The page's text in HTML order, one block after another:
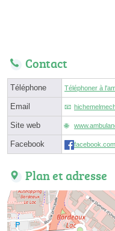
Contact
Téléphone Téléphoner à
Email
Site web
Facebook
Plan et adresse